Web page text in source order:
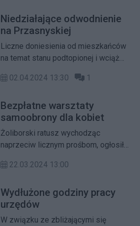
- Autoryzowany Dealer Toyoty Motor
Poland.
Niedziałające odwodnienie
na Przasnyskiej
Liczne doniesienia od mieszkańców
na temat stanu podtopionej i wciąż
dzisiejszych opadach deszczu
02.04.2024 13:30 1
Bezpłatne warsztaty
samoobrony dla kobiet
Żoliborski ratusz wychodząc
naprzeciw licznym prośbom, ogłosił
warsztatów samoobrony dla kobiet.
22.03.2024 13:00
Wydłużone godziny pracy
urzędów
W związku ze zbliżającymi się